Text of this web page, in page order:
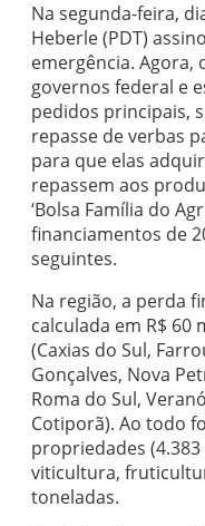
Na segunda-feira,
Heberle (PDT)
emergência. Agora,
governos federal e
pedidos principais,
repasse de verbas
para que elas
repassem aos
‘Bolsa Família do
financiamentos de
seguintes.
Na região, a perda
calculada em R$ 60
(Caxias do Sul,
Gonçalves, Nova
Roma do Sul,
Cotiporã). Ao todo
propriedades
viticultura,
toneladas.